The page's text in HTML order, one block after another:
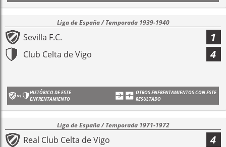
Liga de España / Temporada 1939-1940
Sevilla F.C. 1
Club Celta de Vigo 4
HISTÓRICO DE ESTE
ENFRENTAMIENTO
OTROS ENFRENTAMIENTOS CON ESTE
RESULTADO
Liga de España / Temporada 1971-1972
Real Club Celta de Vigo 4